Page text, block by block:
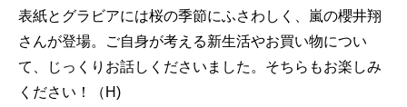
表紙とグラビアには桜の季節にふさわしく、嵐の櫻井翔
さんが登場。ご自身が考える新生活やお買い物につい
て、じっくりお話しくださいました。そちらもお楽しみ
ください！（H)